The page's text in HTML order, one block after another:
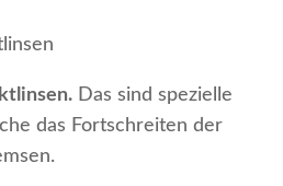
Das sind spezielle
das Fortschreiten der